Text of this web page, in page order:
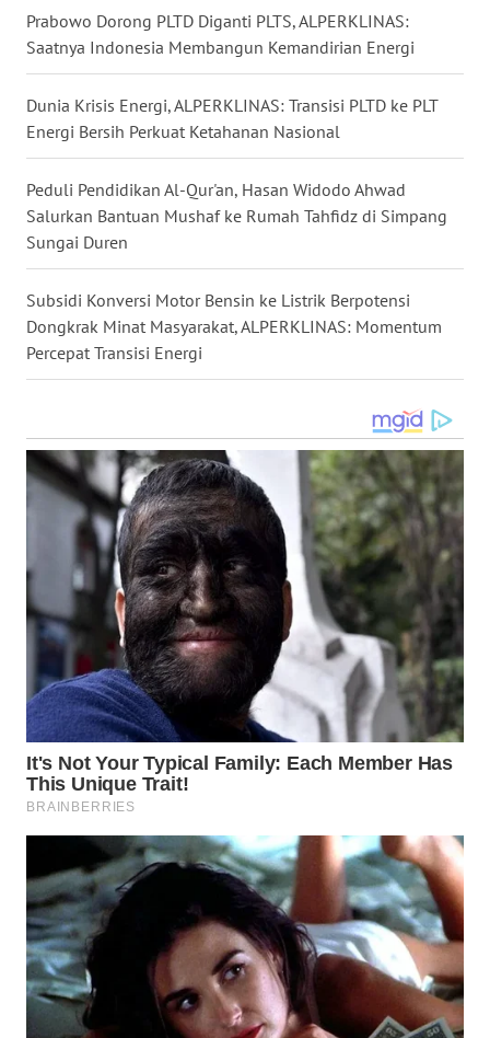
Prabowo Dorong PLTD Diganti PLTS, ALPERKLINAS:
Saatnya Indonesia Membangun Kemandirian Energi
Dunia Krisis Energi, ALPERKLINAS: Transisi PLTD ke PLT
Energi Bersih Perkuat Ketahanan Nasional
Peduli Pendidikan Al-Qur'an, Hasan Widodo Ahwad
Salurkan Bantuan Mushaf ke Rumah Tahfidz di Simpang
Sungai Duren
Subsidi Konversi Motor Bensin ke Listrik Berpotensi
Dongkrak Minat Masyarakat, ALPERKLINAS: Momentum
Percepat Transisi Energi
WN
SULUT
WN
MALUKU
WN
MALUT
WN
DAIRI
WN
WN
NIAS
LANGKAT
WN
TAPANULI
SELATAN
WN
TANJUNG
LESUNG
WN
SIMALUNGUN
WN
LABUHANBATU